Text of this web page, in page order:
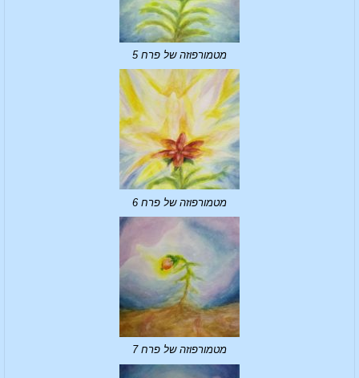
מטמורפוזה של פרח 5
מטמורפוזה של פרח 6
מטמורפוזה של פרח 7